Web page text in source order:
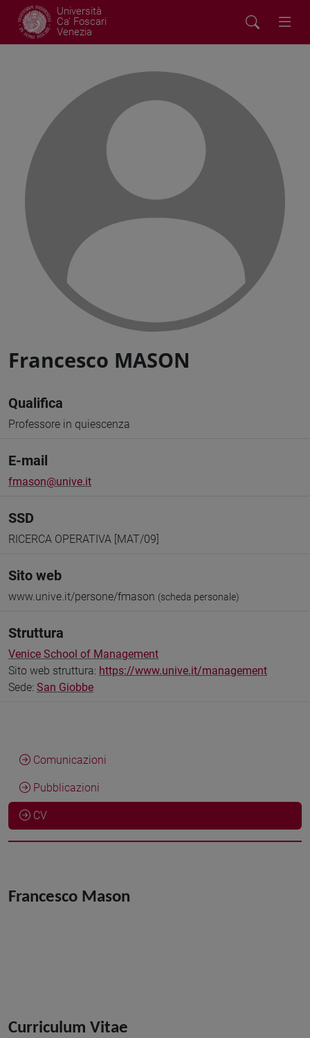
Università
Ca' Foscari
Venezia
Francesco MASON
Qualifica
Professore in quiescenza
E-mail
fmason@unive.it
SSD
RICERCA OPERATIVA [MAT/09]
Sito web
www.unive.it/persone/fmason (scheda personale)
Struttura
Venice School of Management
Sito web struttura: https://www.unive.it/management
Sede: San Giobbe
Comunicazioni
Pubblicazioni
CV
Francesco Mason
Curriculum Vitae